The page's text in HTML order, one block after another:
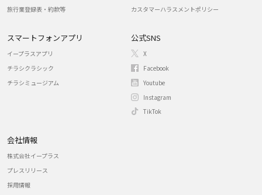
旅行業登録表・約款等
カスタマーハラスメントポリシー
スマートフォンアプリ
イープラスアプリ
チラシクラシック
チラシミュージアム
公式SNS
X
Facebook
Youtube
Instagram
TikTok
会社情報
株式会社イープラス
プレスリリース
採用情報